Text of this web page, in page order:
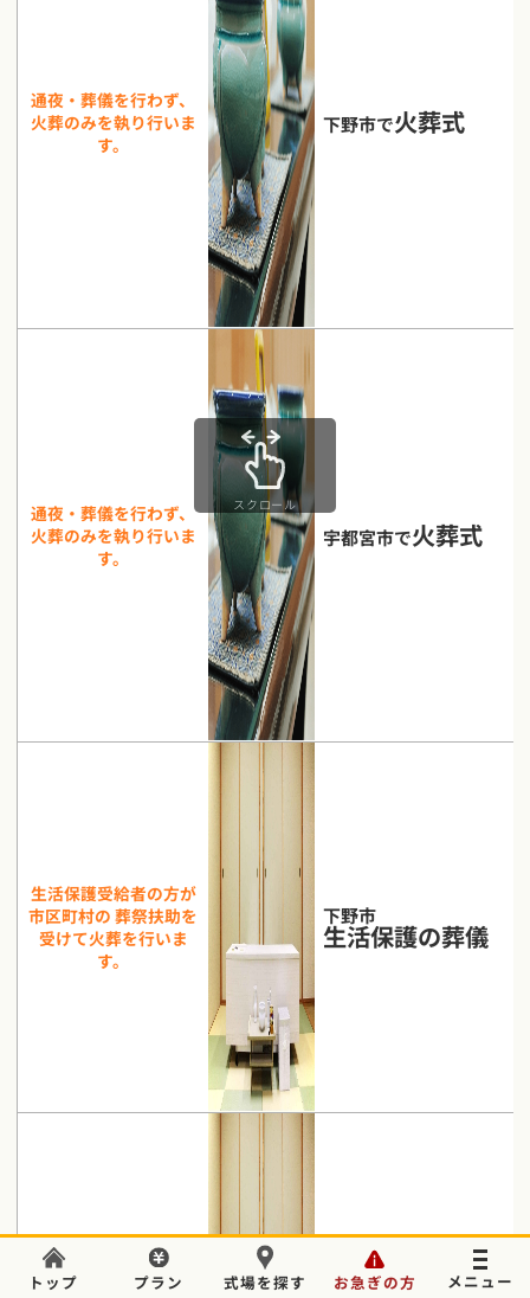
トップ プラン 式場を探す お急ぎの方
通夜・葬儀を行わず、
火葬のみを執り行いま
す。
下野市で火葬式
通夜・葬儀を行わず、
火葬のみを執り行いま
す。
宇都宮市で火葬式
生活保護受給者の方が
市区町村の 葬祭扶助を
受けて火葬を行いま
す。
下野市
生活保護の葬儀
生活保護受給者の方が
市区町村の 葬祭扶助を
宇都宮市
スクロール
葬儀のことでお困りの場合はいつでもご相談ください。
電話をかける24時間365日対応 無料 事前確認で安心